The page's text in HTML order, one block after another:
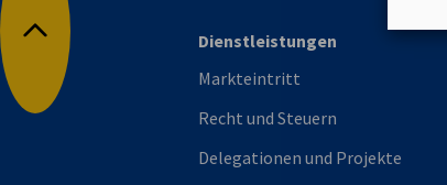
Nach oben
Dienstleistungen
Markteintritt
Recht und Steuern
Delegationen und Projekte